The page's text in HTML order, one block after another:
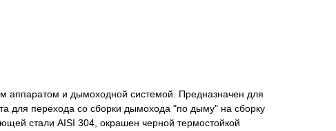
аппаратом и дымоходной системой. Предназначен для
для перехода со сборки дымохода "по дыму" на сборку
стали AISI 304, окрашен черной термостойкой